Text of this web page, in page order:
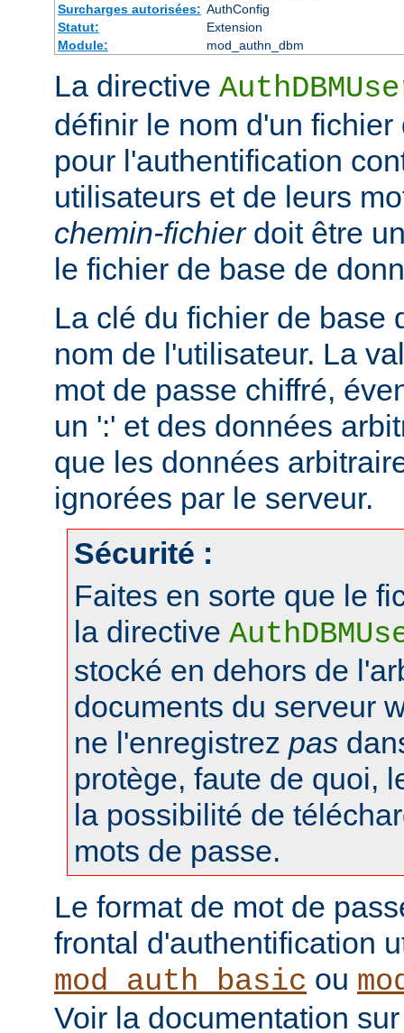
Surcharges autorisées: AuthConfig
Statut:
Extension
Module:
mod_authn_dbm
La directive
définir le nom d'un
pour l'authentification
utilisateurs et de leurs
chemin-fichierdoit être
le fichier de base de
La clé du fichier de base
nom de l'utilisateur. La
mot de passe chiffré,
un ':' et des données
que les données
ignorées par le serveur.
Sécurité :
Faites en sorte que le
la directive
stocké en dehors de
documents du serveur
ne l'enregistrez pas
protège, faute de quoi,
la possibilité de
mots de passe.
Le format de mot de
frontal d'authentification
mod_auth_basic ou
Voir la documentation